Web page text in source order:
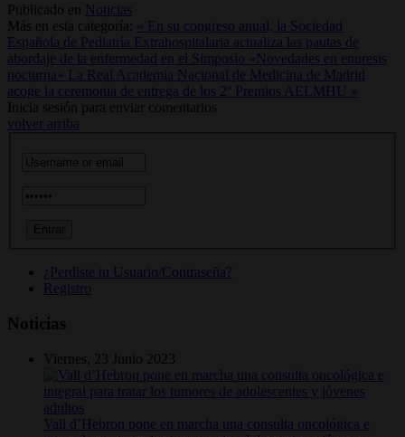
Publicado en
Noticias
Más en esta categoría: « En su congreso anual, la Sociedad
Española de Pediatría Extrahospitalaria actualiza las pautas de
abordaje de la enfermedad en el Simposio «Novedades en enuresis
nocturna» La Real Academia Nacional de Medicina de Madrid
acoge la ceremonia de entrega de los 2º Premios AELMHU »
Inicia sesión para enviar comentarios
volver arriba
¿Perdiste tu Usuario/Contraseña?
Registro
Noticias
Viernes, 23 Junio 2023
Vall d’Hebron pone en marcha una consulta oncológica e